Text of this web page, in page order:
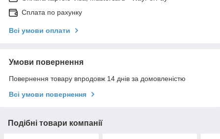
Сплата по рахунку
Всі умови оплати
Умови повернення
Повернення товару впродовж 14 днів за домовленістю
Всі умови повернення
Подібні товари компанії